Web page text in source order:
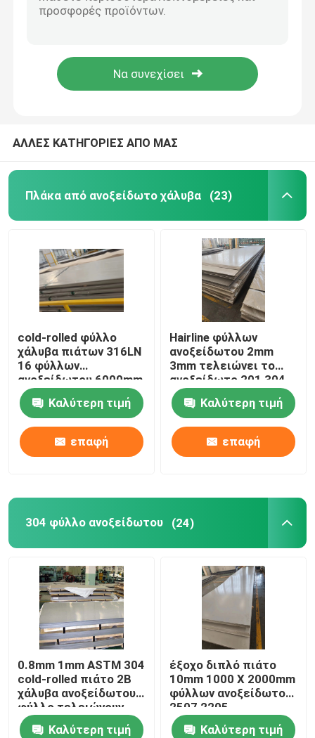
Γαλβανισμένο πιάτο χάλυβα
Ζυγισμένη τροχιά από χάλυβα
σπείρα ανοξείδωτου
Ανοξείδωτο γύρω από το σωλήνα
τετραγωνικός σωλήνας ανοξείδωτου
Ανοξείδωτο γύρω από το φραγμό
πιάτο χάλυβα άνθρακα
Σωλήνας χάλυβα άνθρακα
γωνία ανοξείδωτου
Επίπεδος φραγμός ανοξείδωτου
Κανάλι ανοξείδωτου
ΑΛΛΕΣ ΚΑΤΗΓΟΡΙΕΣ ΑΠΟ ΜΑΣ
Πλάκα από ανοξείδωτο χάλυβα (23)
cold-rolled φύλλο
χάλυβα πιάτων 316LN
16 φύλλων
ανοξείδωτου 6000mm
μετρητής
Καλύτερη τιμή
επαφή
Hairline φύλλων
ανοξείδωτου 2mm
3mm τελειώνει το
ανοξείδωτο 201 304
Καλύτερη τιμή
επαφή
304 φύλλο ανοξείδωτου (24)
0.8mm 1mm ASTM 304
cold-rolled πιάτο 2B
χάλυβα ανοξείδωτου
φύλλο τελειώνουν
Sus321
Καλύτερη τιμή
έξοχο διπλό πιάτο
10mm 1000 X 2000mm
φύλλων ανοξείδωτου
2507 2205
Καλύτερη τιμή